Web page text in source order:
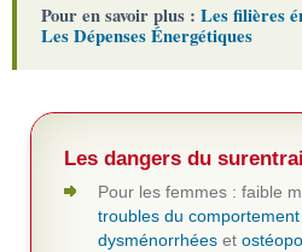
Pour en savoir plus :Les filières
Les Dépenses Énergétiques
Les dangers du
Pour les femmes : faible
troubles du
dysménorrhées et